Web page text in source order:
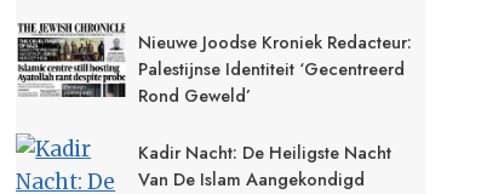
Nieuwe Joodse Kroniek Redacteur:
Palestijnse Identiteit ‘gecentreerd
Rond Geweld’
Kadir Nacht: De Heiligste Nacht
Van De Islam Aangekondigd